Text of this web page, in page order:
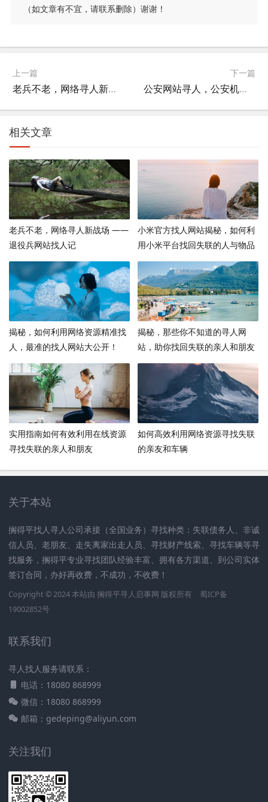
（如文章有不宜，请联系删除）谢谢！
上一篇
老兵不老，网络寻人新战场 —— 退役兵网站找人记
下一篇
公安网站寻人，公安机关寻人公告？
相关文章
老兵不老，网络寻人新战场 ——
退役兵网站找人记
小米官方找人网站揭秘，如何利
用小米平台找回失联的人与物品
揭秘，如何利用网络资源精准找
人，最准的找人网站大公开！
揭秘，那些你不知道的寻人网
站，助你找回失联的亲人和朋友
实用指南如何有效利用在线资源
寻找失联的亲人和朋友
如何高效利用网络资源寻找失联
的亲友和车辆
关于本站
搁得平找人寻人公司承接（全国业务）寻找种类：失联债务人、非诚
信人员、老朋友、走失离家出走人员、寻找财产线索、寻找车辆等寻
找服务，搁得平专业寻找团队经验丰富、拥有各方渠道、到公司实体
签订合同，办好再收费，不成功，不收费！
Copyright © 2024 本站由 搁得平寻人启事网 版权所有
蜀ICP备
19002852号
联系我们
寻人找人服务请联系：
电话：18080 868999
微信：18080 868999
邮箱：gedeping@aliyun.com
关注我们